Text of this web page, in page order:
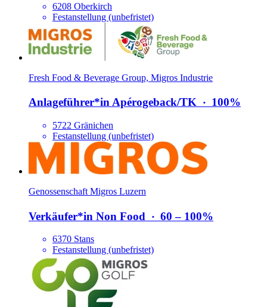
6208 Oberkirch
Festanstellung (unbefristet)
Fresh Food & Beverage Group, Migros Industrie
Anlageführer*​in Apérogeback/​TK ‧ 100%
5722 Gränichen
Festanstellung (unbefristet)
Genossenschaft Migros Luzern
Verkäufer*​in Non Food ‧ 60 – 100%
6370 Stans
Festanstellung (unbefristet)